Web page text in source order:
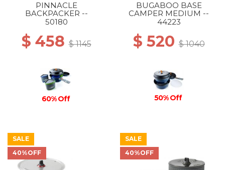
PINNACLE
BACKPACKER --
50180
$ 458$ 1145
60% Off
BUGABOO BASE
CAMPER MEDIUM --
44223
$ 520$ 1040
50% Off
SALE
40%OFF
SALE
40%OFF